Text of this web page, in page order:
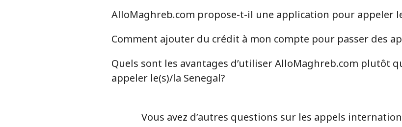
Mobile
AlloMaghreb.com propose-t-il une application pour appeler
Comment ajouter du crédit à mon compte pour passer des
Quels sont les avantages d’utiliser AlloMaghreb.com plutôt
appeler le(s)/la Senegal?
Vous avez d’autres questions sur les appels